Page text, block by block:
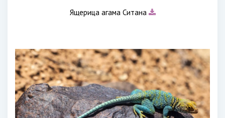
Ящерица агама Ситана